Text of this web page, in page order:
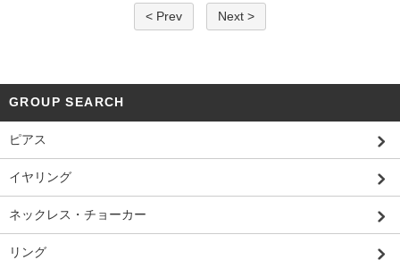
< Prev Next >
GROUP SEARCH
ピアス
イヤリング
ネックレス・チョーカー
リング